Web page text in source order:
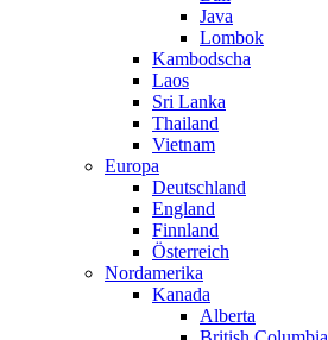
Java
Lombok
Kambodscha
Laos
Sri Lanka
Thailand
Vietnam
Europa
Deutschland
England
Finnland
Österreich
Nordamerika
Kanada
Alberta